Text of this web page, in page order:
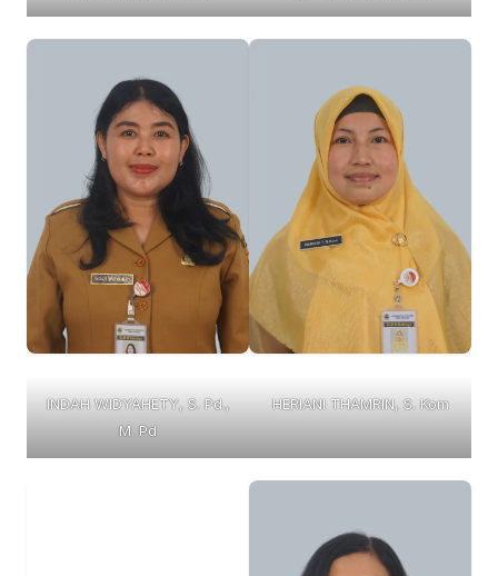
INDAH WIDYAHETY, S. Pd.,
M. Pd
HERIANI THAMRIN, S. Kom